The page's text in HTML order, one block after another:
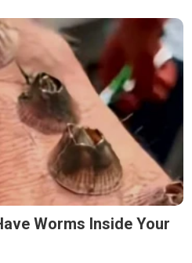
Worms Inside Your